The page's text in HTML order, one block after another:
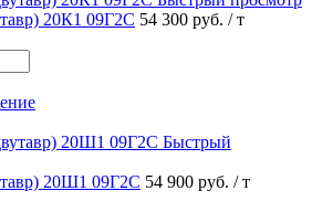
20К1 09Г2С 54 300 руб. / т
Быстрый
20Ш1 09Г2С 54 900 руб. / т